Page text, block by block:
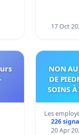
17 Oct
NON AU
DE
SOINS À
Les
226
20 Apr